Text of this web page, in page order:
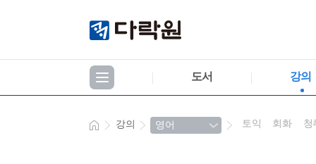
도서 강의
강의 토익 회화 청